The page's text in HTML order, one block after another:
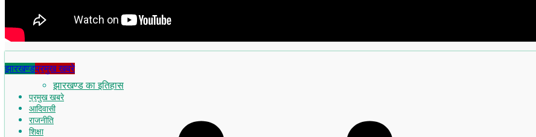
झारखण्ड का इतिहास
प्रमुख खबरे
आदिवासी
राजनीति
शिक्षा
झारखण्डप्रमुख खबरे